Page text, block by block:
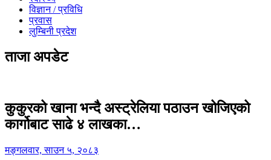
विज्ञान / प्रविधि
प्रवास
लुम्बिनी प्रदेश
ताजा अपडेट
कुकुरको खाना भन्दै अस्ट्रेलिया पठाउन खोजिएको
कार्गोबाट साढे ४ लाखका…
मङ्गलवार, साउन ५, २०८३